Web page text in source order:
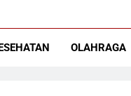
Letkol Pas Anang
OLAHRAGA